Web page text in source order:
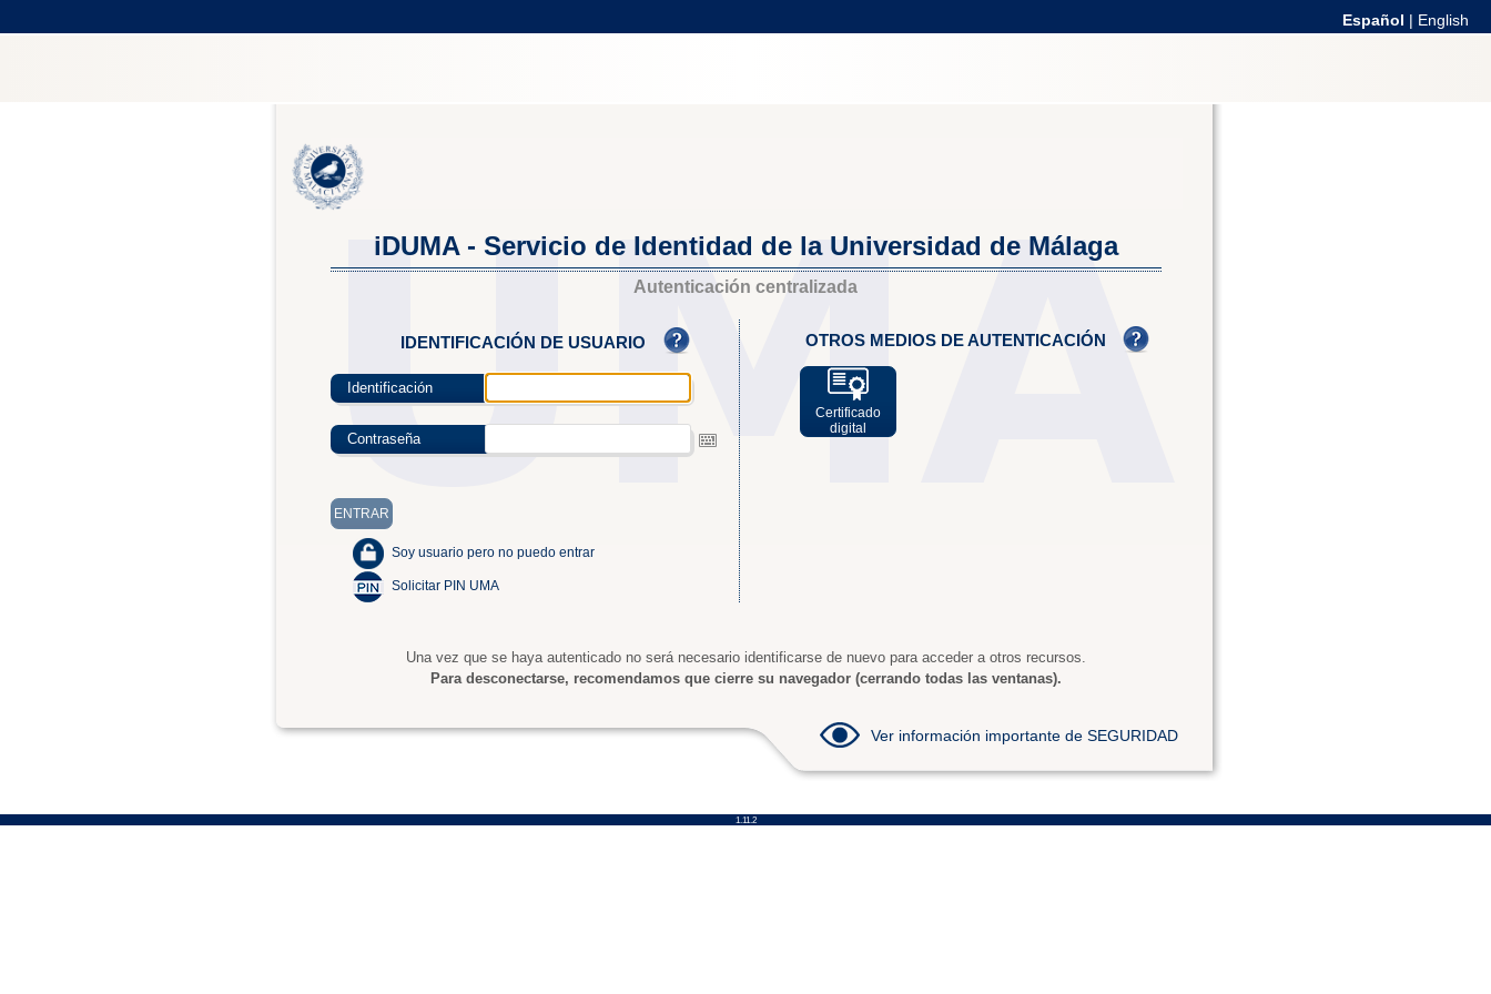
Español | English
iDUMA - Servicio de Identidad de la Universidad de Málaga
Autenticación centralizada
IDENTIFICACIÓN DE USUARIO
Identificación
Contraseña
Soy usuario pero no puedo entrar
Solicitar PIN UMA
OTROS MEDIOS DE AUTENTICACIÓN
Certificado
digital
Una vez que se haya autenticado no será necesario identificarse de nuevo para acceder a otros recursos.
Para desconectarse, recomendamos que cierre su navegador (cerrando todas las ventanas).
Ver información importante de SEGURIDAD
1.11.2